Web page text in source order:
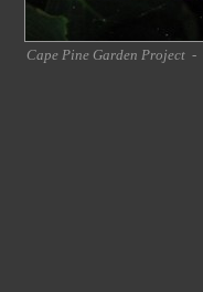
Cape Pine Garden Project -